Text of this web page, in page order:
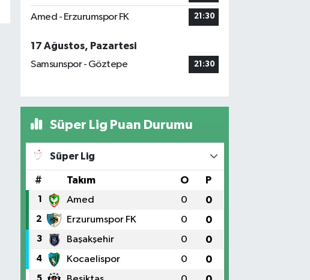
Amed - Erzurumspor FK 21:30
17 Ağustos, Pazartesi
Samsunspor - Göztepe
21:30
Süper Lig Puan Durumu
Süper Lig
# Takım O P
1 Amed 0 0
2 Erzurumspor FK 0 0
3 Başakşehir 0 0
4 Kocaelispor 0 0